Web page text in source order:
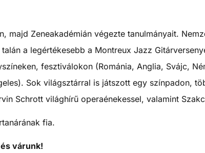
majd Zeneakadémián végezte tanulmányait.
a legértékesebb a Montreux Jazz
fesztiválokon (Románia, Anglia, Svájc,
Sok világsztárral is játszott egy színpadon,
Schrott világhírű operaénekessel, valamint
fia.
várunk!